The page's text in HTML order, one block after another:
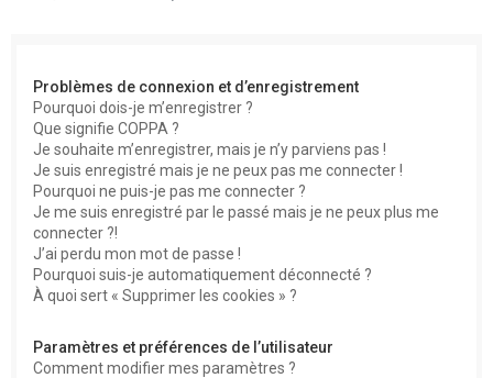
Problèmes de connexion et d’enregistrement
Pourquoi dois-je m’enregistrer ?
Que signifie COPPA ?
Je souhaite m’enregistrer, mais je n’y parviens pas !
Je suis enregistré mais je ne peux pas me connecter !
Pourquoi ne puis-je pas me connecter ?
Je me suis enregistré par le passé mais je ne peux plus me
connecter ?!
J’ai perdu mon mot de passe !
Pourquoi suis-je automatiquement déconnecté ?
À quoi sert « Supprimer les cookies » ?
Paramètres et préférences de l’utilisateur
Comment modifier mes paramètres ?